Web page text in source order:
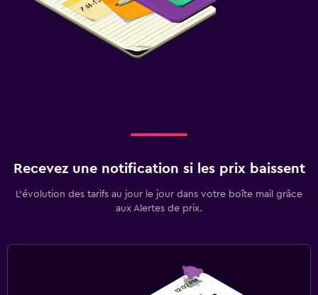
Recevez une notification si les prix baissent
L’évolution des tarifs au jour le jour dans votre boîte mail grâce
aux Alertes de prix.